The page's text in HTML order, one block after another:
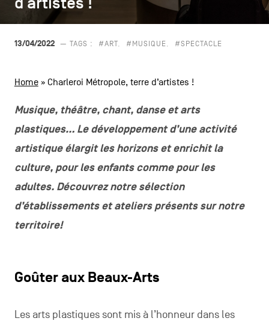
secondaire
FR NL
13/04/2022 — TAGS : #ART #MUSIQUE #SPECTACLE
Home» Charleroi Métropole, terre d’artistes !
Musique, théâtre, chant, danse et arts
plastiques… Le développement d’une activité
artistique élargit les horizons et enrichit la
culture, pour les enfants comme pour les
adultes. Découvrez notre sélection
d’établissements et ateliers présents sur notre
territoire!
Goûter aux Beaux-Arts
Les arts plastiques sont mis à l’honneur dans les